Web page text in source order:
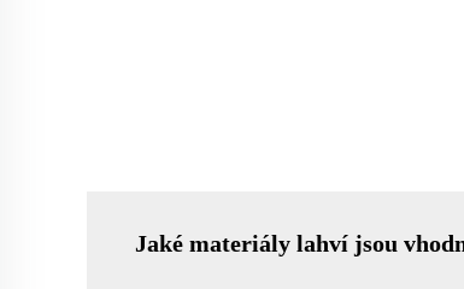
Jaké materiály lahví jsou